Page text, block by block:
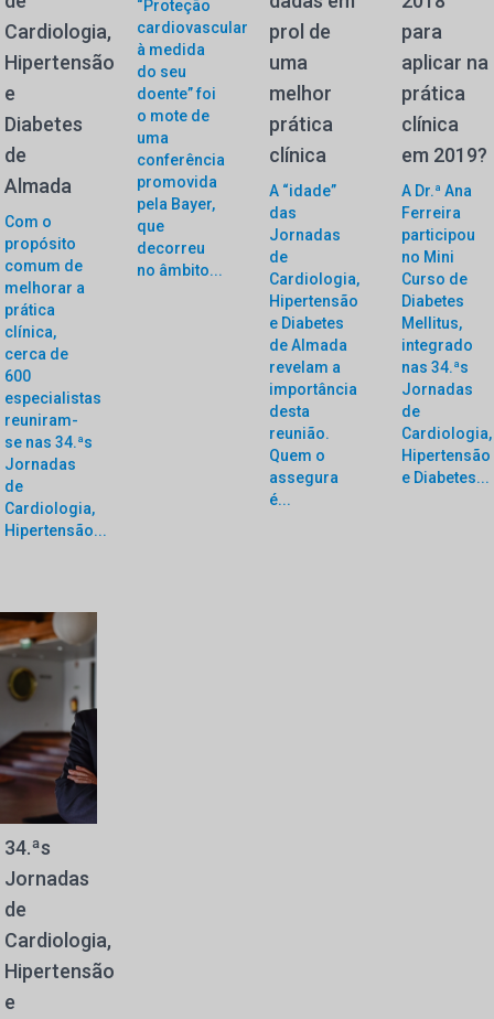
Cardiologia,
Hipertensão
e
Diabetes
de
Almada
Com o
propósito
comum de
melhorar a
prática
clínica,
cerca de
600
especialistas
reuniram-
se nas 34.ªs
Jornadas
de
Cardiologia,
Hipertensão...
“Proteção
cardiovascular
à medida
do seu
doente” foi
o mote de
uma
conferência
promovida
pela Bayer,
que
decorreu
no âmbito...
prol de
uma
melhor
prática
clínica
A “idade”
das
Jornadas
de
Cardiologia,
Hipertensão
e Diabetes
de Almada
revelam a
importância
desta
reunião.
Quem o
assegura
é...
para
aplicar na
prática
clínica
em 2019?
A Dr.ª Ana
Ferreira
participou
no Mini
Curso de
Diabetes
Mellitus,
integrado
nas 34.ªs
Jornadas
de
Cardiologia,
Hipertensão
e Diabetes...
34.ªs
Jornadas
de
Cardiologia,
Hipertensão
e